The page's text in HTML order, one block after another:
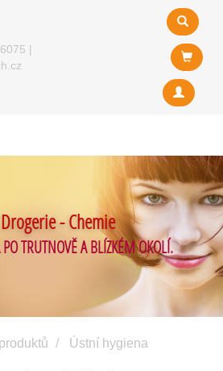
|
- Chemie
TRUTNOVĚ A BLÍZKÉM OKOLÍ.
Ústní hygiena